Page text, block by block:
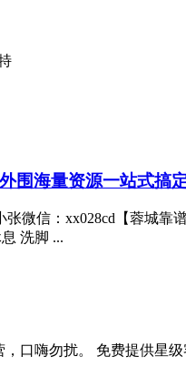
围海量资源一站式搞
张微信：xx028cd【蓉城
洗脚 ...
口嗨勿扰。 免费提供星